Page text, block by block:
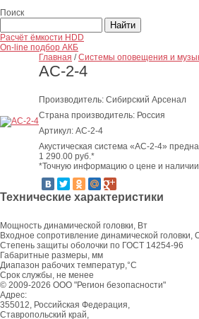
Поиск
Расчёт ёмкости HDD
On-line подбор АКБ
Главная / Системы оповещения и
АС-2-4
Производитель: Сибирский Арсенал
Страна производитель: Россия
Артикул: АС-2-4
Акустическая система «АС-2-4»
1 290.00 руб.*
*Точную информацию о цене и
Технические характеристики
Мощность динамической головки, Вт
Входное сопротивление динамической головки,
Степень защиты оболочки по ГОСТ 14254-96
Габаритные размеры, мм
Диапазон рабочих температур,°C
Срок службы, не менее
© 2009-2026 ООО "Регион безопасности"
Адрес:
355012, Российская Федерация,
Ставропольский край,